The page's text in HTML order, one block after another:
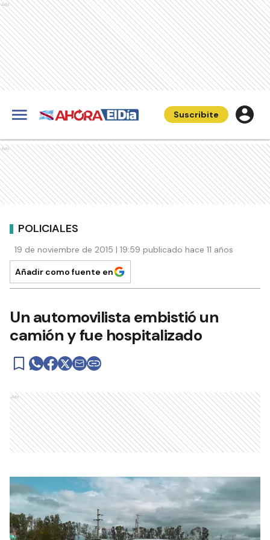
Ads
Suscribite
Ads
POLICIALES
19 de noviembre de 2015 | 19:59 publicado hace 11 años
Añadir como fuente en
Un automovilista embistió un
camión y fue hospitalizado
Ads